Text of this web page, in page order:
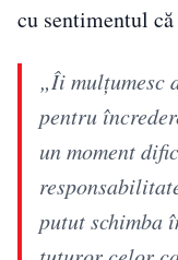
cu sentimentul
„Îi mulțumesc
pentru
un moment
putut schimba